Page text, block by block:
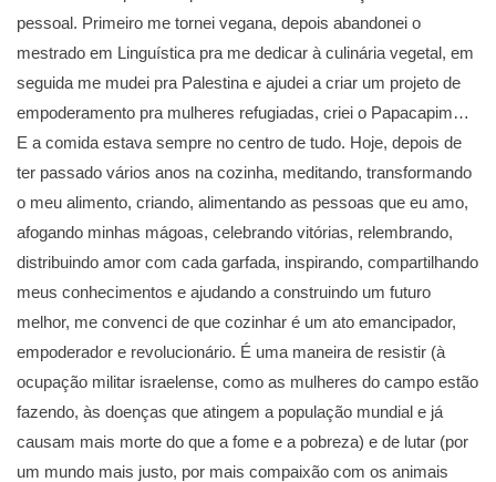
pessoal. Primeiro me tornei vegana, depois abandonei o
mestrado em Linguística pra me dedicar à culinária vegetal, em
seguida me mudei pra Palestina e ajudei a criar um projeto de
empoderamento pra mulheres refugiadas, criei o Papacapim…
E a comida estava sempre no centro de tudo. Hoje, depois de
ter passado vários anos na cozinha, meditando, transformando
o meu alimento, criando, alimentando as pessoas que eu amo,
afogando minhas mágoas, celebrando vitórias, relembrando,
distribuindo amor com cada garfada, inspirando, compartilhando
meus conhecimentos e ajudando a construindo um futuro
melhor, me convenci de que cozinhar é um ato emancipador,
empoderador e revolucionário. É uma maneira de resistir (à
ocupação militar israelense, como as mulheres do campo estão
fazendo, às doenças que atingem a população mundial e já
causam mais morte do que a fome e a pobreza) e de lutar (por
um mundo mais justo, por mais compaixão com os animais